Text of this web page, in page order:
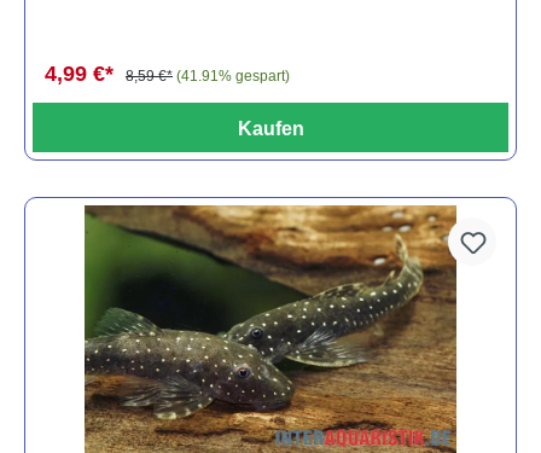
4,99 €* 8,59 €* (41.91% gespart)
Kaufen